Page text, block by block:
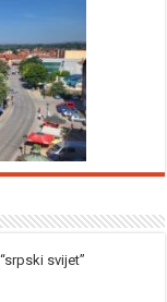
svijet”